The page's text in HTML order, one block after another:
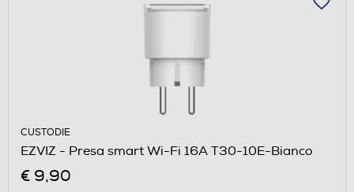
CUSTODIE
EZVIZ - Presa smart Wi-Fi 16A T30-10E-Bianco
€ 9,90